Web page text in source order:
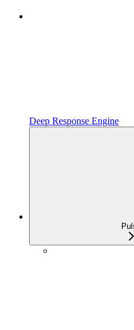
Deep Response Engine